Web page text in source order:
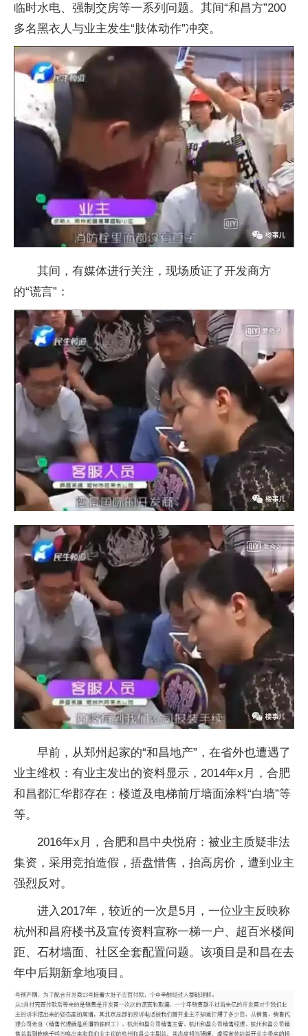
临时水电、强制交房等一系列问题。其间“和昌方”200
多名黑衣人与业主发生“肢体动作”冲突。
其间，有媒体进行关注，现场质证了开发商方
的“谎言”：
早前，从郑州起家的“和昌地产”，在省外也遭遇了
业主维权：有业主发出的资料显示，2014年x月，合肥
和昌都汇华郡存在：楼道及电梯前厅墙面涂料“白墙”等
等。
2016年x月，合肥和昌中央悦府：被业主质疑非法
集资，采用竞拍造假，捂盘惜售，抬高房价，遭到业主
强烈反对。
进入2017年，较近的一次是5月，一位业主反映称
杭州和昌府楼书及宣传资料宣称一梯一户、超百米楼间
距、石材墙面、社区全套配置问题。该项目是和昌在去
年中后期新拿地项目。